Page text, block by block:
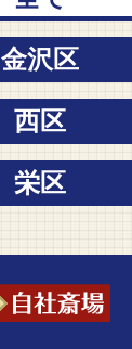
金沢区
西区
栄区